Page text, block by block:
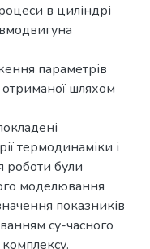
в циліндрі
параметрів
отриманої шляхом
термодинаміки і
роботи були
моделювання
показників
су-часного